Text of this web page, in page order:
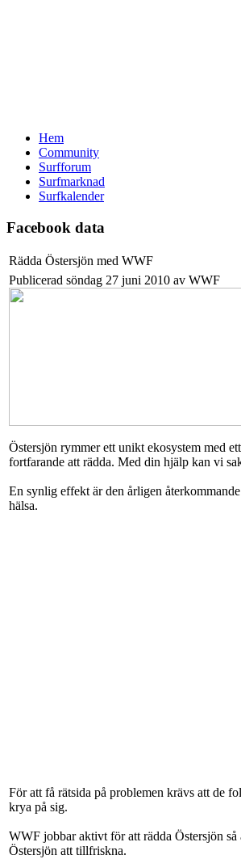
Hem
Community
Surfforum
Surfmarknad
Surfkalender
Facebook data
Rädda Östersjön med WWF
Publicerad söndag 27 juni 2010 av WWF
Östersjön rymmer ett unikt ekosystem med
fortfarande att rädda. Med din hjälp kan vi
En synlig effekt är den årligen
hälsa.
För att få rätsida på problemen krävs att de
krya på sig.
WWF jobbar aktivt för att rädda Östersjön
Östersjön att tillfriskna.